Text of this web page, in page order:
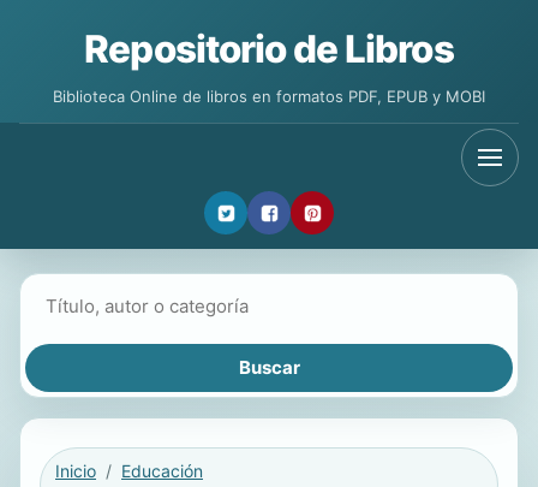
Repositorio de Libros
Biblioteca Online de libros en formatos PDF, EPUB y MOBI
Inicio
Educación